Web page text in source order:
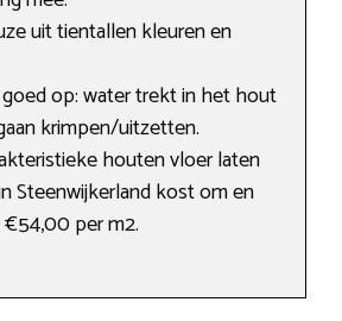
uit tientallen kleuren en
op: water trekt in het hout
krimpen/uitzetten.
houten vloer laten
Steenwijkerland kost om en
per m2.